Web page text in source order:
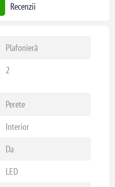
Recenzii
Plafonieră
2
Perete
Interior
Da
LED